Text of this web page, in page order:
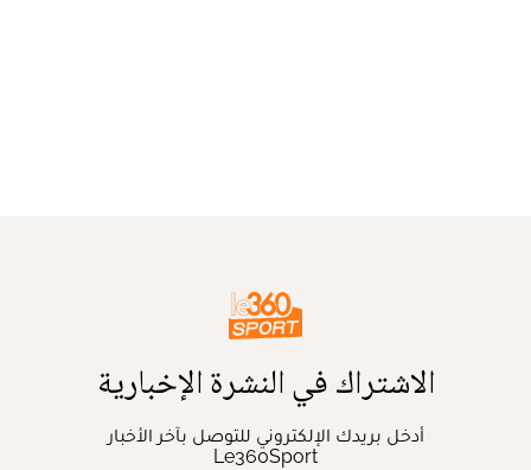
الاشتراك في النشرة الإخبارية
أدخل بريدك الإلكتروني للتوصل بآخر الأخبار
Le360Sport